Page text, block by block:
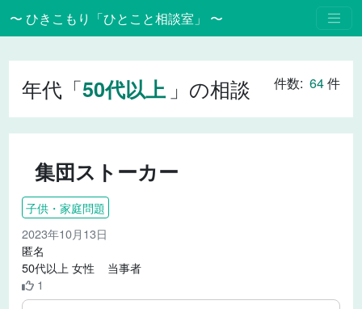
〜 ひきこもり「ひとこと相談室」 〜
年代「50代以上 」の相談 件数: 64件
集団ストーカー
子供・家庭問題
2023年10月13日
匿名
50代以上 女性 当事者
1